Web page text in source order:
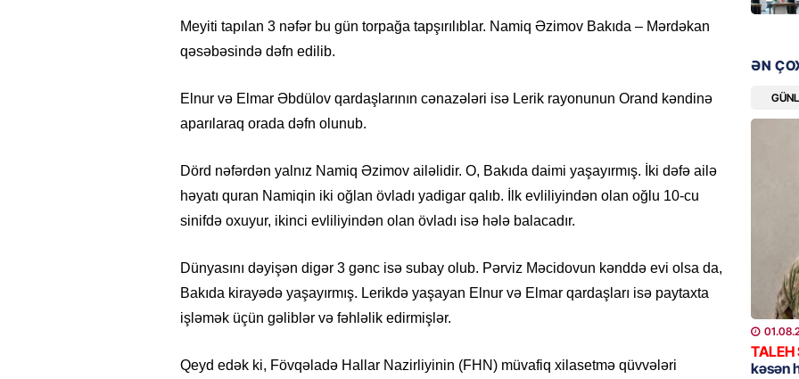
Meyiti tapılan 3 nəfər bu gün torpağa tapşırılıblar. Namiq Əzimov Bakıda – Mərdəkan
qəsəbəsində dəfn edilib.
Elnur və Elmar Əbdülov qardaşlarının cənazələri isə Lerik rayonunun Orand kəndinə
aparılaraq orada dəfn olunub.
Dörd nəfərdən yalnız Namiq Əzimov ailəlidir. O, Bakıda daimi yaşayırmış. İki dəfə ailə
həyatı quran Namiqin iki oğlan övladı yadigar qalıb. İlk evliliyindən olan oğlu 10-cu
sinifdə oxuyur, ikinci evliliyindən olan övladı isə hələ balacadır.
Dünyasını dəyişən digər 3 gənc isə subay olub. Pərviz Məcidovun kənddə evi olsa da,
Bakıda kirayədə yaşayırmış. Lerikdə yaşayan Elnur və Elmar qardaşları isə paytaxta
işləmək üçün gəliblər və fəhləlik edirmişlər.
Qeyd edək ki, Fövqəladə Hallar Nazirliyinin (FHN) müvafiq xilasetmə qüvvələri
GÜNDƏM
Dosye
ƏN
TALEH
kəsən